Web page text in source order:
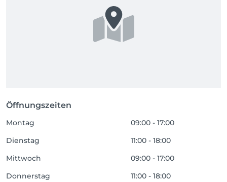
Öffnungszeiten
Montag
09:00 - 17:00
Dienstag
11:00 - 18:00
Mittwoch
09:00 - 17:00
Donnerstag
11:00 - 18:00